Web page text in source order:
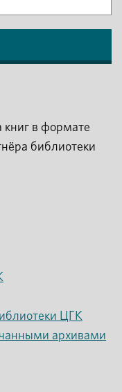
книг в формате
библиотеки
ЦГК
архивами